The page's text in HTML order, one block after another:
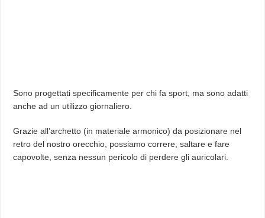
Sono progettati specificamente per chi fa sport, ma sono adatti
anche ad un utilizzo giornaliero.
Grazie all’archetto (in materiale armonico) da posizionare nel
retro del nostro orecchio, possiamo correre, saltare e fare
capovolte, senza nessun pericolo di perdere gli auricolari.